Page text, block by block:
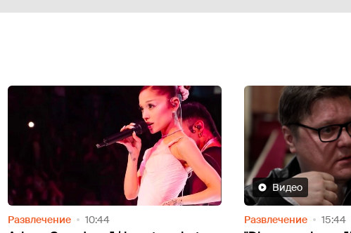
Видео
Развлечение 15:44
Видео
Развлечение 14:12